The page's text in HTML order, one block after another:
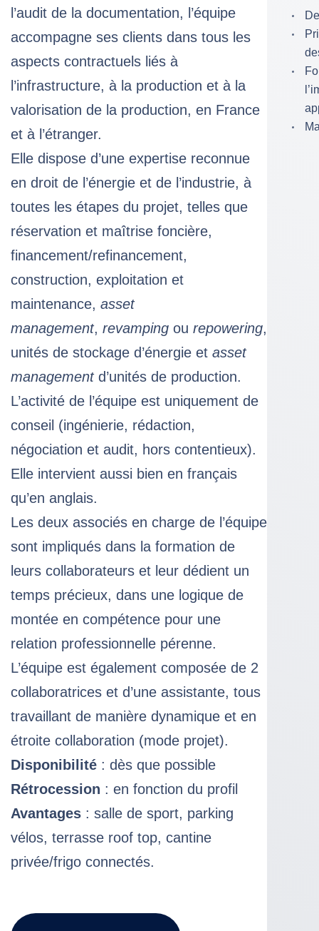
l’audit de la documentation, l’équipe
accompagne ses clients dans tous les
aspects contractuels liés à
l’infrastructure, à la production et à la
valorisation de la production, en France
et à l’étranger.
Elle dispose d’une expertise reconnue
en droit de l’énergie et de l’industrie, à
toutes les étapes du projet, telles que
réservation et maîtrise foncière,
financement/refinancement,
construction, exploitation et
maintenance, asset
management, revamping ou repowering,
unités de stockage d’énergie et asset
managementd’unités de production.
L’activité de l’équipe est uniquement de
conseil (ingénierie, rédaction,
négociation et audit, hors contentieux).
Elle intervient aussi bien en français
qu’en anglais.
Les deux associés en charge de l’équipe
sont impliqués dans la formation de
leurs collaborateurs et leur dédient un
temps précieux, dans une logique de
montée en compétence pour une
relation professionnelle pérenne.
L’équipe est également composée de 2
collaboratrices et d’une assistante, tous
travaillant de manière dynamique et en
étroite collaboration (mode projet).
Disponibilité : dès que possible
Rétrocession : en fonction du profil
Avantages : salle de sport, parking
vélos, terrasse roof top, cantine
privée/frigo connectés.